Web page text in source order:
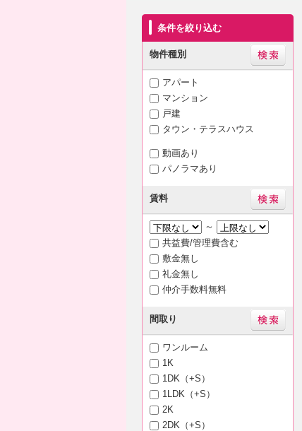
条件を絞り込む
物件種別
アパート
マンション
戸建
タウン・テラスハウス
動画あり
パノラマあり
賃料
～
共益費/管理費含む
敷金無し
礼金無し
仲介手数料無料
間取り
ワンルーム
1K
1DK（+S）
1LDK（+S）
2K
2DK（+S）